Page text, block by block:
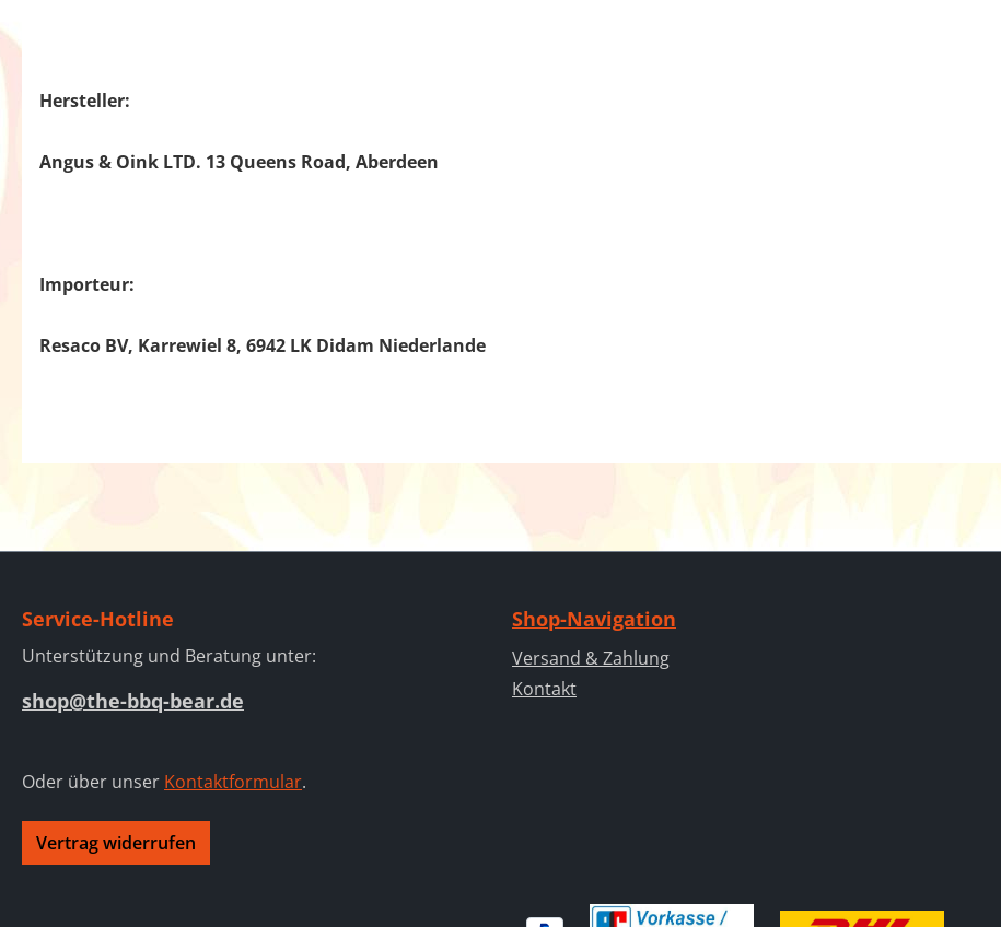
Hersteller:
Angus & Oink LTD. 13 Queens Road, Aberdeen
Importeur:
Resaco BV, Karrewiel 8, 6942 LK Didam Niederlande
Service-Hotline
Unterstützung und Beratung unter:
shop@the-bbq-bear.de
Oder über unser Kontaktformular.
Vertrag widerrufen
Shop-Navigation
Versand & Zahlung
Kontakt